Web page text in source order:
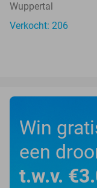
Wuppertal
Verkocht: 206
Win
een
t.w.v.